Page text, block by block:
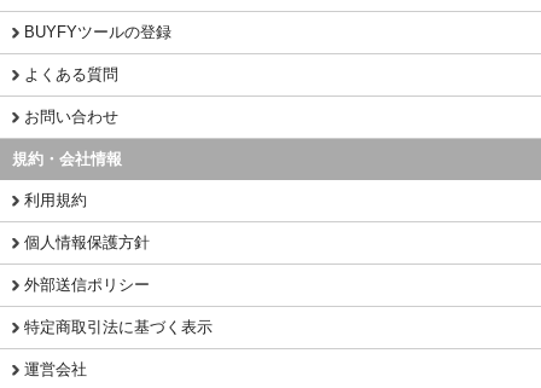
BUYFYツールの登録
よくある質問
お問い合わせ
規約・会社情報
利用規約
個人情報保護方針
外部送信ポリシー
特定商取引法に基づく表示
運営会社